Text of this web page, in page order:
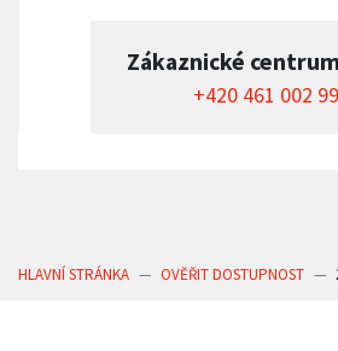
Zákaznické
+420 461 002
HLAVNÍ STRÁNKA OVĚŘIT DOSTUPNOST